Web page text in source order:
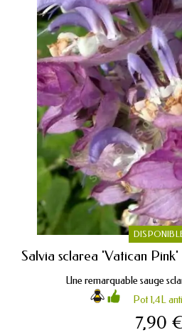
Salvia sclarea 'Vatican
Une remarquable sauge
Pot 1,4L
7,90 €